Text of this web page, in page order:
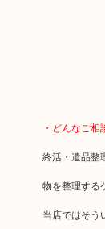
・どんなご
終活・遺品整
物を整理する
当店ではそう